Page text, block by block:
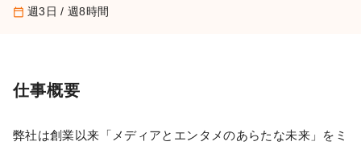
calendar_today 週3日 / 週8時間
仕事概要
弊社は創業以来「メディアとエンタメのあらたな未来」をミ